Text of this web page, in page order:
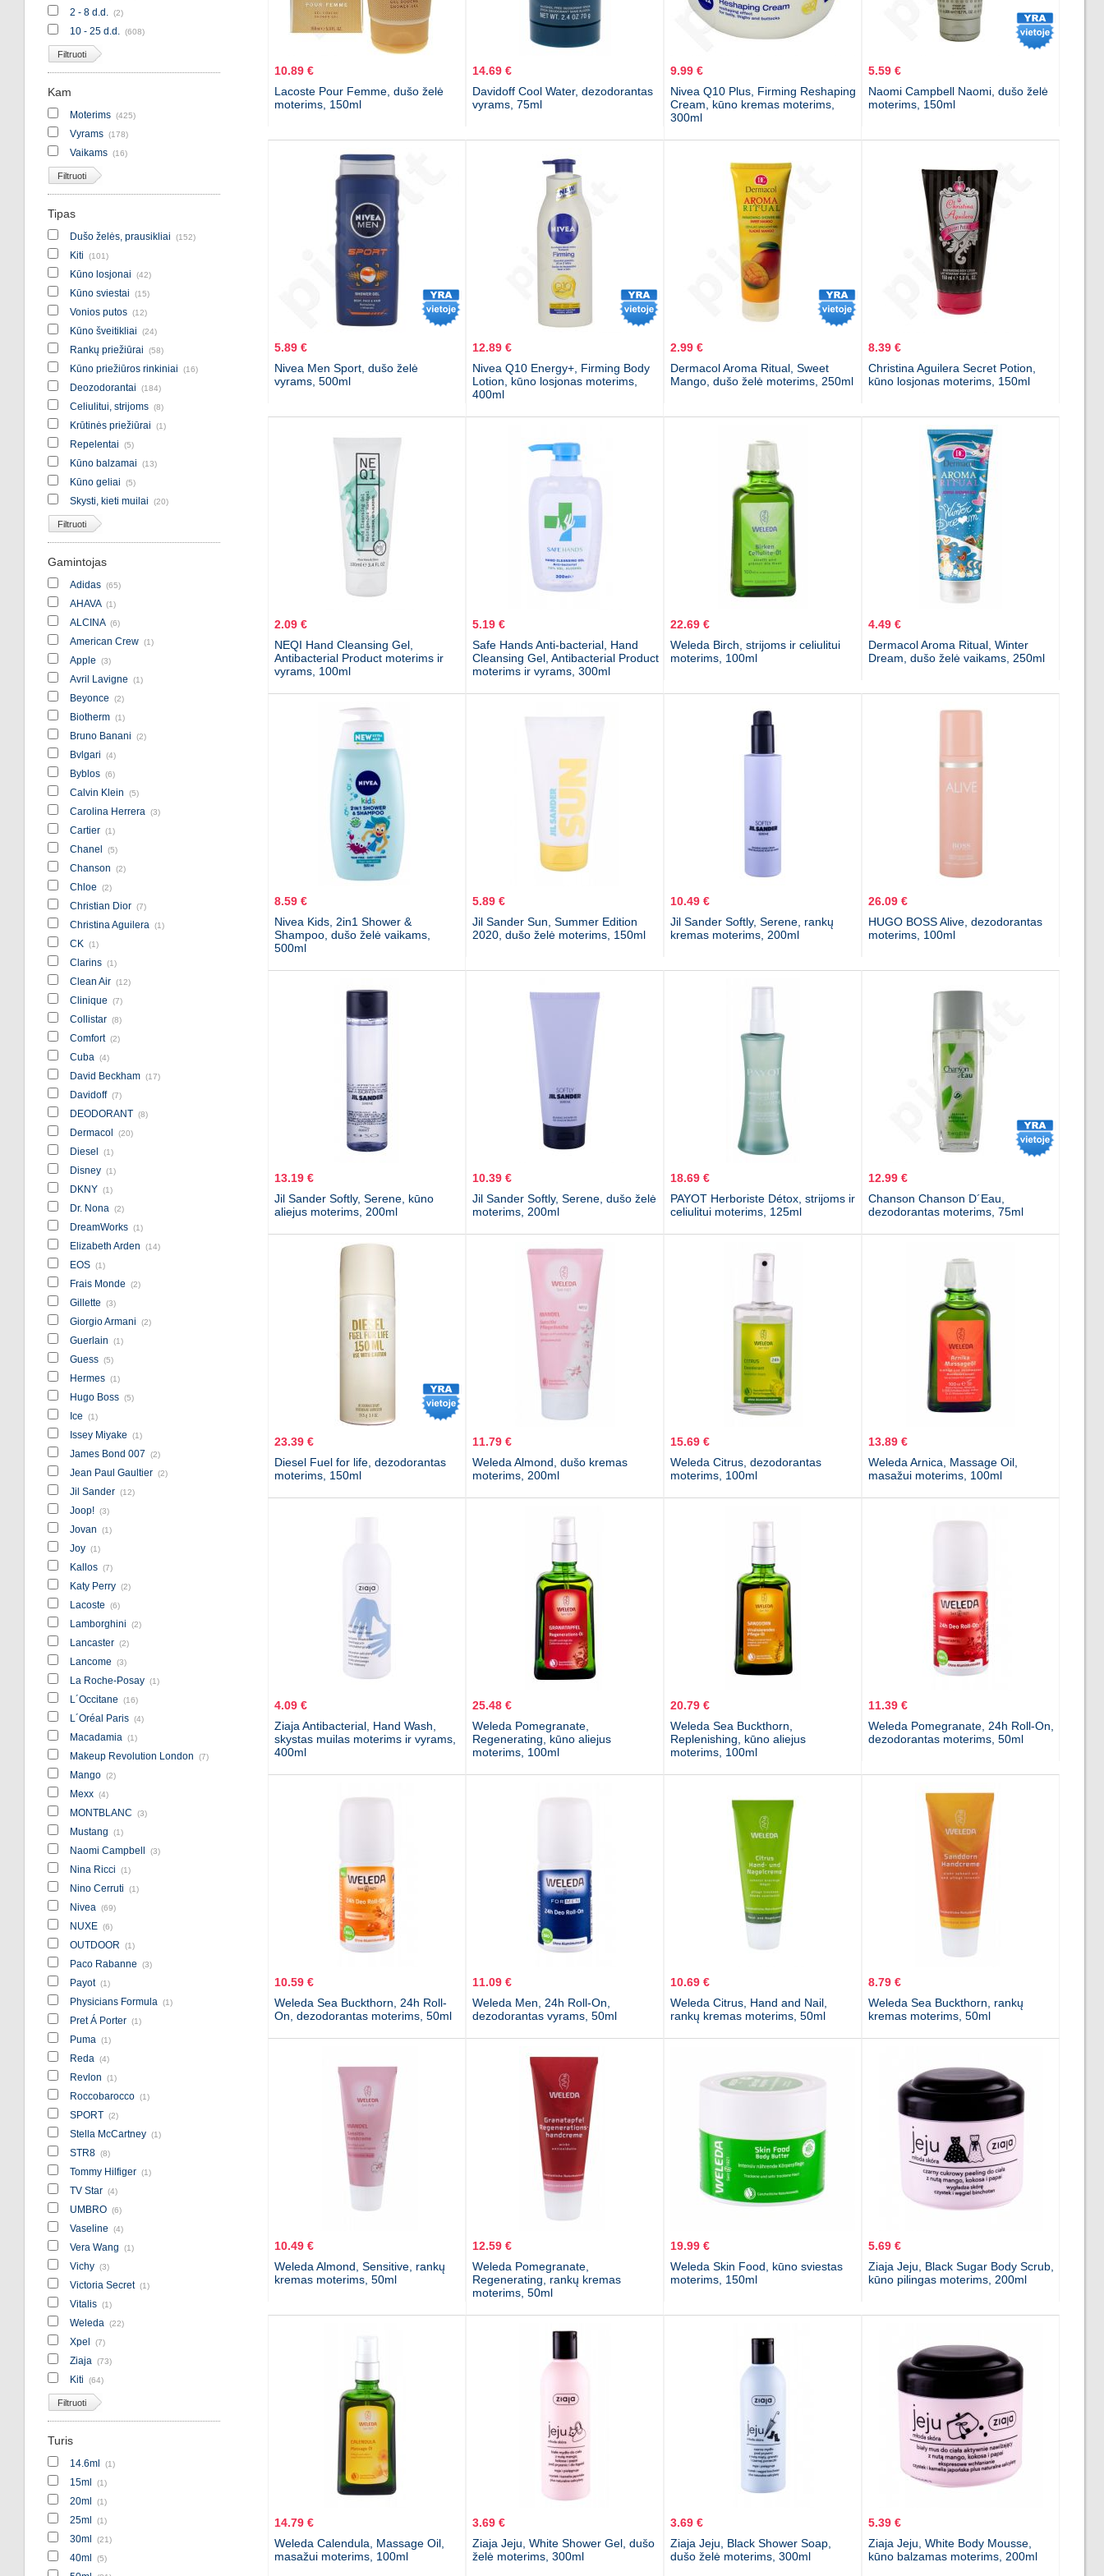
2 - 8 d.d. (2)
10 - 25 d.d. (608)
Filtruoti
Kam
Moterims (425)
Vyrams (178)
Vaikams (16)
Filtruoti
Tipas
Dušo želės, prausikliai (152)
Kiti (101)
Kūno losjonai (42)
Kūno sviestai (15)
Vonios putos (12)
Kūno šveitikliai (24)
Rankų priežiūrai (58)
Kūno priežiūros rinkiniai (16)
Deozodorantai (184)
Celiulitui, strijoms (8)
Krūtinės priežiūrai (1)
Repelentai (5)
Kūno balzamai (13)
Kūno geliai (5)
Skysti, kieti muilai (20)
Filtruoti
Gamintojas
Adidas (65)
AHAVA (1)
ALCINA (6)
American Crew (1)
Apple (3)
Avril Lavigne (1)
Beyonce (2)
Biotherm (1)
Bruno Banani (2)
Bvlgari (4)
Byblos (6)
Calvin Klein (5)
Carolina Herrera (3)
Cartier (1)
Chanel (5)
Chanson (2)
Chloe (2)
Christian Dior (7)
Christina Aguilera (1)
CK (1)
Clarins (1)
Clean Air (12)
Clinique (7)
Collistar (8)
Comfort (2)
Cuba (4)
David Beckham (17)
Davidoff (7)
DEODORANT (8)
Dermacol (20)
Diesel (1)
Disney (1)
DKNY (1)
Dr. Nona (2)
DreamWorks (1)
Elizabeth Arden (14)
EOS (1)
Frais Monde (2)
Gillette (3)
Giorgio Armani (2)
Guerlain (1)
Guess (5)
Hermes (1)
Hugo Boss (5)
Ice (1)
Issey Miyake (1)
James Bond 007 (2)
Jean Paul Gaultier (2)
Jil Sander (12)
Joop! (3)
Jovan (1)
Joy (1)
Kallos (7)
Katy Perry (2)
Lacoste (6)
Lamborghini (2)
Lancaster (2)
Lancome (3)
La Roche-Posay (1)
L´Occitane (16)
L´Oréal Paris (4)
Macadamia (1)
Makeup Revolution London (7)
Mango (2)
Mexx (4)
MONTBLANC (3)
Mustang (1)
Naomi Campbell (3)
Nina Ricci (1)
Nino Cerruti (1)
Nivea (69)
NUXE (6)
OUTDOOR (1)
Paco Rabanne (3)
Payot (1)
Physicians Formula (1)
Pret Á Porter (1)
Puma (1)
Reda (4)
Revlon (1)
Roccobarocco (1)
SPORT (2)
Stella McCartney (1)
STR8 (8)
Tommy Hilfiger (1)
TV Star (4)
UMBRO (6)
Vaseline (4)
Vera Wang (1)
Vichy (3)
Victoria Secret (1)
Vitalis (1)
Weleda (22)
Xpel (7)
Ziaja (73)
Kiti (64)
Filtruoti
Turis
14.6ml (1)
15ml (1)
20ml (1)
25ml (1)
30ml (21)
40ml (5)
10.89 €
Lacoste Pour Femme, dušo želė
moterims, 150ml
14.69 €
Davidoff Cool Water, dezodorantas
vyrams, 75ml
9.99 €
Nivea Q10 Plus, Firming Reshaping
Cream, kūno kremas moterims,
300ml
5.59 €
Naomi Campbell Naomi, dušo želė
moterims, 150ml
5.89 €
Nivea Men Sport, dušo želė
vyrams, 500ml
12.89 €
Nivea Q10 Energy+, Firming Body
Lotion, kūno losjonas moterims,
400ml
2.99 €
Dermacol Aroma Ritual, Sweet
Mango, dušo želė moterims, 250ml
8.39 €
Christina Aguilera Secret Potion,
kūno losjonas moterims, 150ml
2.09 €
NEQI Hand Cleansing Gel,
Antibacterial Product moterims ir
vyrams, 100ml
5.19 €
Safe Hands Anti-bacterial, Hand
Cleansing Gel, Antibacterial Product
moterims ir vyrams, 300ml
22.69 €
Weleda Birch, strijoms ir celiulitui
moterims, 100ml
4.49 €
Dermacol Aroma Ritual, Winter
Dream, dušo želė vaikams, 250ml
8.59 €
Nivea Kids, 2in1 Shower &
Shampoo, dušo želė vaikams,
500ml
5.89 €
Jil Sander Sun, Summer Edition
2020, dušo želė moterims, 150ml
10.49 €
Jil Sander Softly, Serene, rankų
kremas moterims, 200ml
26.09 €
HUGO BOSS Alive, dezodorantas
moterims, 100ml
13.19 €
Jil Sander Softly, Serene, kūno
aliejus moterims, 200ml
10.39 €
Jil Sander Softly, Serene, dušo želė
moterims, 200ml
18.69 €
PAYOT Herboriste Détox, strijoms ir
celiulitui moterims, 125ml
12.99 €
Chanson Chanson D´Eau,
dezodorantas moterims, 75ml
23.39 €
Diesel Fuel for life, dezodorantas
moterims, 150ml
11.79 €
Weleda Almond, dušo kremas
moterims, 200ml
15.69 €
Weleda Citrus, dezodorantas
moterims, 100ml
13.89 €
Weleda Arnica, Massage Oil,
masažui moterims, 100ml
4.09 €
Ziaja Antibacterial, Hand Wash,
skystas muilas moterims ir vyrams,
400ml
25.48 €
Weleda Pomegranate,
Regenerating, kūno aliejus
moterims, 100ml
20.79 €
Weleda Sea Buckthorn,
Replenishing, kūno aliejus
moterims, 100ml
11.39 €
Weleda Pomegranate, 24h Roll-On,
dezodorantas moterims, 50ml
10.59 €
Weleda Sea Buckthorn, 24h Roll-
On, dezodorantas moterims, 50ml
11.09 €
Weleda Men, 24h Roll-On,
dezodorantas vyrams, 50ml
10.69 €
Weleda Citrus, Hand and Nail,
rankų kremas moterims, 50ml
8.79 €
Weleda Sea Buckthorn, rankų
kremas moterims, 50ml
10.49 €
Weleda Almond, Sensitive, rankų
kremas moterims, 50ml
12.59 €
Weleda Pomegranate,
Regenerating, rankų kremas
moterims, 50ml
19.99 €
Weleda Skin Food, kūno sviestas
moterims, 150ml
5.69 €
Ziaja Jeju, Black Sugar Body Scrub,
kūno pilingas moterims, 200ml
14.79 €
Weleda Calendula, Massage Oil,
masažui moterims, 100ml
3.69 €
Ziaja Jeju, White Shower Gel, dušo
želė moterims, 300ml
3.69 €
Ziaja Jeju, Black Shower Soap,
dušo želė moterims, 300ml
5.39 €
Ziaja Jeju, White Body Mousse,
kūno balzamas moterims, 200ml